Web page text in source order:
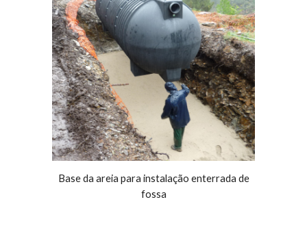
Base da areia para instalação enterrada de
fossa